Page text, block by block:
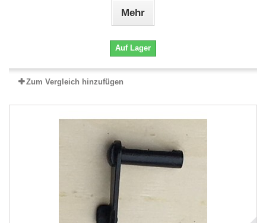
Mehr
Auf Lager
Zum Vergleich hinzufügen